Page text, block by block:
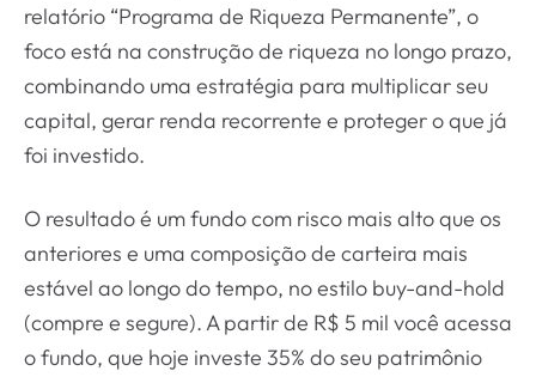
relatório “Programa de Riqueza Permanente”, o
foco está na construção de riqueza no longo prazo,
combinando uma estratégia para multiplicar seu
capital, gerar renda recorrente e proteger o que já
foi investido.
O resultado é um fundo com risco mais alto que os
anteriores e uma composição de carteira mais
estável ao longo do tempo, no estilo buy-and-hold
(compre e segure). A partir de R$ 5 mil você acessa
o fundo, que hoje investe 35% do seu patrimônio